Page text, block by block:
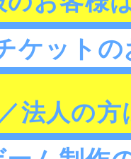
ケット
法人の方